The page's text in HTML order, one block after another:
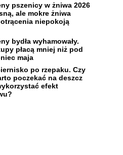
pszenicy w żniwa 2026
ale mokre żniwa
niepokoją
bydła wyhamowały.
płacą mniej niż pod
maja
po rzepaku. Czy
poczekać na deszcz
efekt